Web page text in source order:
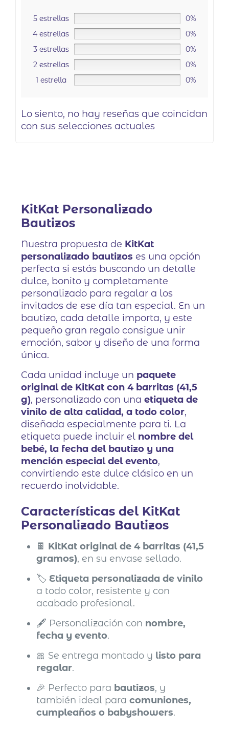
5 estrellas
0%
4 estrellas
0%
3 estrellas
0%
2 estrellas
0%
1 estrella
0%
Lo siento, no hay reseñas que coincidan
con sus selecciones actuales
KitKat Personalizado
Bautizos
Nuestra propuesta de KitKat
personalizado bautizos es una opción
perfecta si estás buscando un detalle
dulce, bonito y completamente
personalizado para regalar a los
invitados de ese día tan especial. En un
bautizo, cada detalle importa, y este
pequeño gran regalo consigue unir
emoción, sabor y diseño de una forma
única.
Cada unidad incluye un paquete
original de KitKat con 4 barritas (41,5
g), personalizado con unaetiqueta de
vinilo de alta calidad, a todo color,
diseñada especialmente para ti. La
etiqueta puede incluir el nombre del
bebé, la fecha del bautizo y una
mención especial del evento,
convirtiendo este dulce clásico en un
recuerdo inolvidable.
Características del KitKat
Personalizado Bautizos
🍫 KitKat original de 4 barritas (41,5
gramos), en su envase sellado.
🏷️Etiqueta personalizada de vinilo
a todo color, resistente y con
acabado profesional.
🖋️ Personalización con nombre,
fecha y evento.
🎀 Se entrega montado y listo para
regalar.
🎉 Perfecto para bautizos, y
también ideal paracomuniones,
cumpleaños o babyshowers.